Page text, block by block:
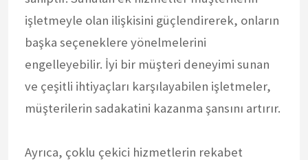
işletmeyle olan ilişkisini güçlendirerek, onların
başka seçeneklere yönelmelerini
engelleyebilir. İyi bir müşteri deneyimi sunan
ve çeşitli ihtiyaçları karşılayabilen işletmeler,
müşterilerin sadakatini kazanma şansını artırır.
Ayrıca, çoklu çekici hizmetlerin rekabet